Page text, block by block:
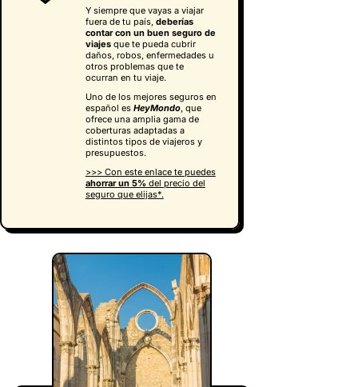
Y siempre que vayas a viajar
fuera de tu país, deberías
contar con un buen seguro de
viajesque te pueda cubrir
daños, robos, enfermedades u
otros problemas que te
ocurran en tu viaje.
Uno de los mejores seguros en
español es HeyMondo, que
ofrece una amplia gama de
coberturas adaptadas a
distintos tipos de viajeros y
presupuestos.
>>> Con este enlace te puedes
ahorrar un 5%del precio del
seguro que elijas*.